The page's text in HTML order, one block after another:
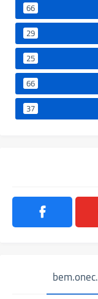
66
29
25
66
37